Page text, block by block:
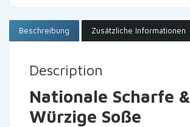
Beschreibung Zusätzliche Informationen
Description
Nationale Scharfe &
Würzige Soße